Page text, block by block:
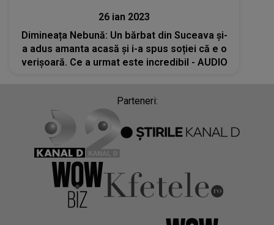
26 ian 2023
Dimineața Nebună: Un bărbat din Suceava și-
a adus amanta acasă și i-a spus soției că e o
verișoară. Ce a urmat este incredibil - AUDIO
Parteneri: